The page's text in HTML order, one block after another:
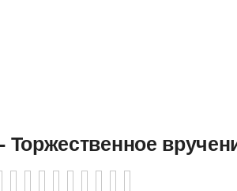
Торжественное